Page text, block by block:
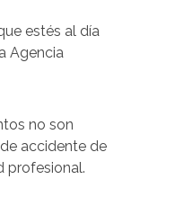
estés al día
Agencia
no son
accidente de
profesional.